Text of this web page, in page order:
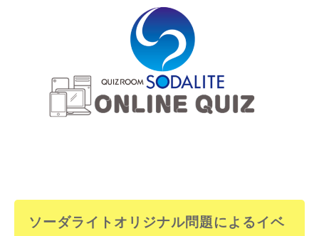
ソーダライトオリジナル問題によるイベ